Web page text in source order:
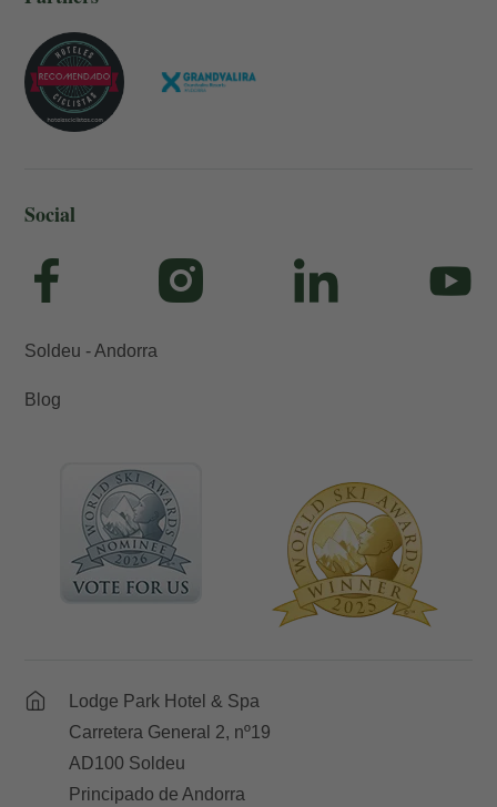
Social
Soldeu - Andorra
Blog
Lodge Park Hotel & Spa
Carretera General 2, nº19
AD100 Soldeu
Principado de Andorra